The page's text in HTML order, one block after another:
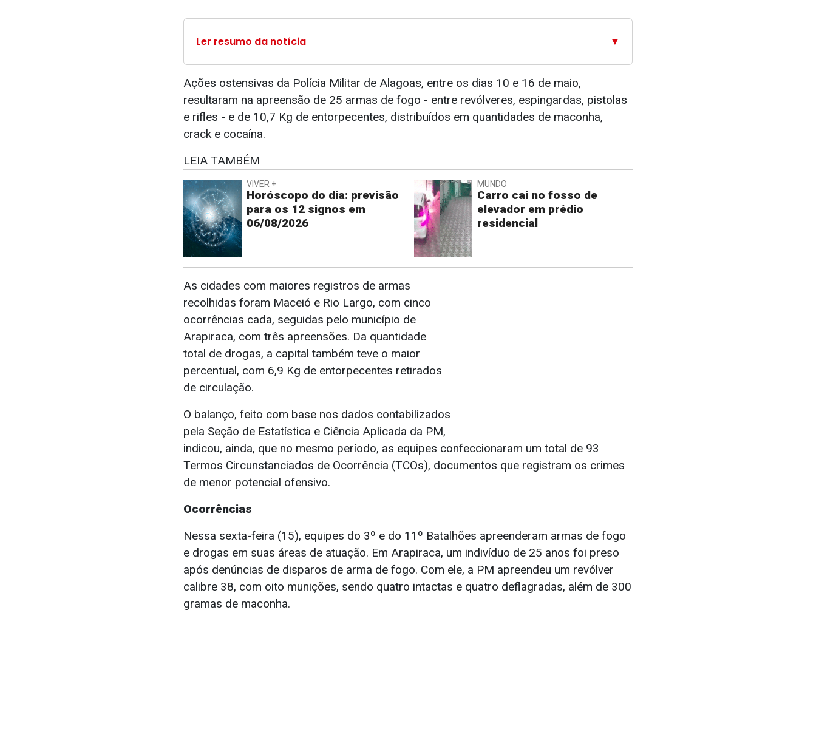
Ler resumo da notícia ▼
Ações ostensivas da Polícia Militar de Alagoas, entre os dias 10 e 16 de maio,
resultaram na apreensão de 25 armas de fogo - entre revólveres, espingardas, pistolas
e rifles - e de 10,7 Kg de entorpecentes, distribuídos em quantidades de maconha,
crack e cocaína.
LEIA TAMBÉM
VIVER +
Horóscopo do dia: previsão
para os 12 signos em
06/08/2026
MUNDO
Carro cai no fosso de
elevador em prédio
residencial
As cidades com maiores registros de armas
recolhidas foram Maceió e Rio Largo, com cinco
ocorrências cada, seguidas pelo município de
Arapiraca, com três apreensões. Da quantidade
total de drogas, a capital também teve o maior
percentual, com 6,9 Kg de entorpecentes retirados
de circulação.
O balanço, feito com base nos dados contabilizados
pela Seção de Estatística e Ciência Aplicada da PM,
indicou, ainda, que no mesmo período, as equipes confeccionaram um total de 93
Termos Circunstanciados de Ocorrência (TCOs), documentos que registram os crimes
de menor potencial ofensivo.
Ocorrências
Nessa sexta-feira (15), equipes do 3º e do 11º Batalhões apreenderam armas de fogo
e drogas em suas áreas de atuação. Em Arapiraca, um indivíduo de 25 anos foi preso
após denúncias de disparos de arma de fogo. Com ele, a PM apreendeu um revólver
calibre 38, com oito munições, sendo quatro intactas e quatro deflagradas, além de 300
gramas de maconha.